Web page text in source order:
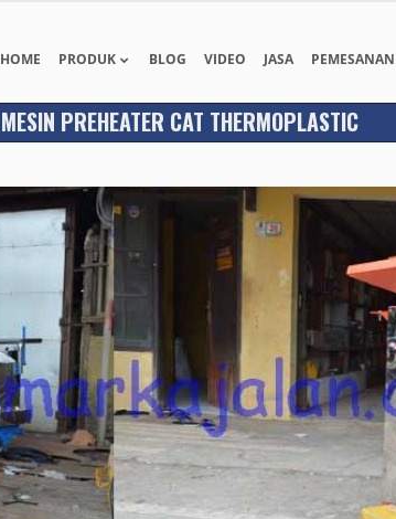
HOME PRODUK BLOG VIDEO JASA PEMESANAN
MESIN PREHEATER CAT THERMOPLASTIC